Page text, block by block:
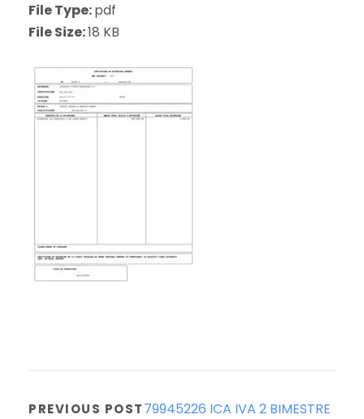
File Type:pdf
File Size:18 KB
PREVIOUS POST79945226 ICA IVA 2 BIMESTRE